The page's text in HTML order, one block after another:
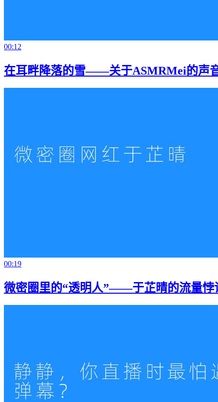
00:12
在耳畔降落的雪——关于ASMRMei的声
00:19
微密圈里的“透明人”——于芷晴的流量悖